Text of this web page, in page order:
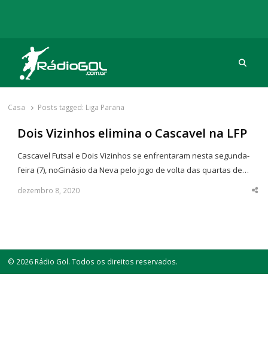
Rádio Gol
Há mais de 20 anos com as melhores coberturas
Casa Posts tagged: Liga Parana
Dois Vizinhos elimina o Cascavel na LFP
Cascavel Futsal e Dois Vizinhos se enfrentaram nesta segunda-
feira (7), noGinásio da Neva pelo jogo de volta das quartas de…
dezembro 8, 2020
© 2026 Rádio Gol. Todos os direitos reservados.